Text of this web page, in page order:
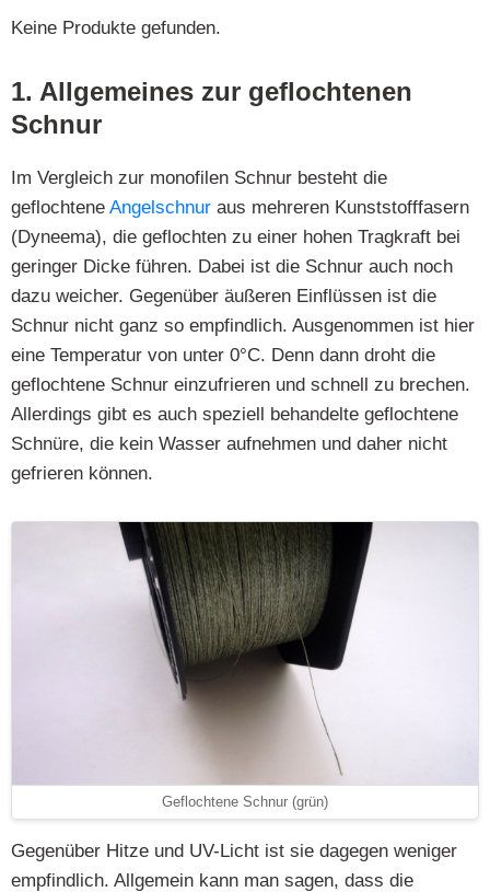
Keine Produkte gefunden.
1. Allgemeines zur geflochtenen
Schnur
Im Vergleich zur monofilen Schnur besteht die
geflochtene Angelschnur aus mehreren Kunststofffasern
(Dyneema), die geflochten zu einer hohen Tragkraft bei
geringer Dicke führen. Dabei ist die Schnur auch noch
dazu weicher. Gegenüber äußeren Einflüssen ist die
Schnur nicht ganz so empfindlich. Ausgenommen ist hier
eine Temperatur von unter 0°C. Denn dann droht die
geflochtene Schnur einzufrieren und schnell zu brechen.
Allerdings gibt es auch speziell behandelte geflochtene
Schnüre, die kein Wasser aufnehmen und daher nicht
gefrieren können.
Geflochtene Schnur (grün)
Gegenüber Hitze und UV-Licht ist sie dagegen weniger
empfindlich. Allgemein kann man sagen, dass die